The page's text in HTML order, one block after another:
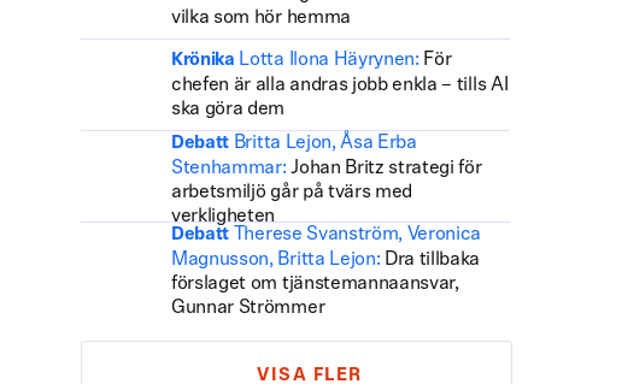
vilka som hör hemma
Krönika Lotta Ilona Häyrynen: För
chefen är alla andras jobb enkla – tills AI
ska göra dem
Debatt Britta Lejon, Åsa Erba
Stenhammar: Johan Britz strategi för
arbetsmiljö går på tvärs med
verkligheten
Debatt
Therese Svanström, Veronica
Magnusson, Britta Lejon: Dra tillbaka
förslaget om tjänstemannaansvar,
Gunnar Strömmer
VISA FLER